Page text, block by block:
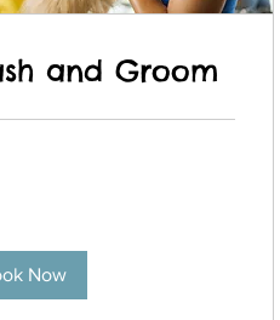
and Groom
Now